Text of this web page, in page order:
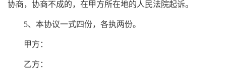
协商，协商不成的，在甲方所在地的人民法院起诉。
5、本协议一式四份，各执两份。
甲方：
乙方：